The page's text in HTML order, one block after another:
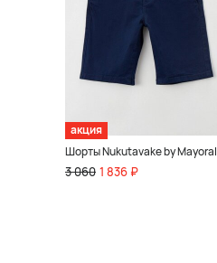
акция
Шорты Nukutavake by Mayoral
3 060 1 836 ₽